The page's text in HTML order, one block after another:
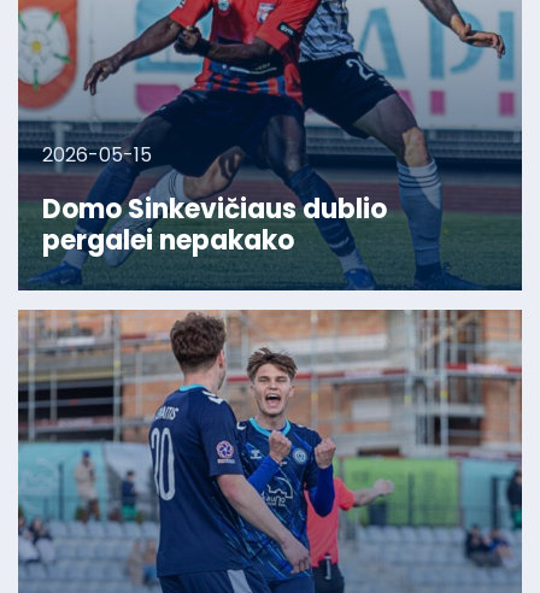
2026-05-15
Domo Sinkevičiaus dublio
pergalei nepakako